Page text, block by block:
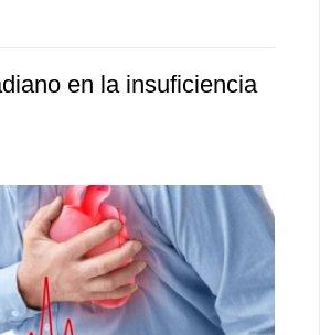
en la insuficiencia